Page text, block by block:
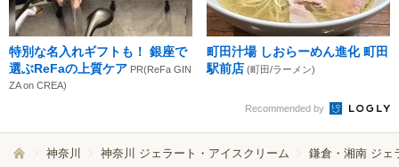
特別な名入れギフトも！ 銀座で
選ぶReFaの上質ケア PR(ReFa GIN
ZA on CREA)
町田汁場 しおらーめん進化 町田
駅前店 (町田/ラーメン)
Recommended by
神奈川 神奈川 ジェラート・アイスクリーム 鎌倉・湘南 ジェ